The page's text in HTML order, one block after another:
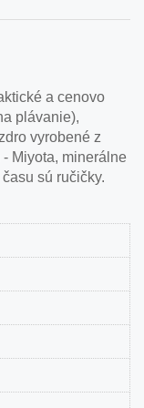
a cenovo
plávanie),
vyrobené z
Miyota, minerálne
sú ručičky.